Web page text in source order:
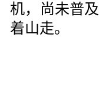
机，
尚未普及
着山走。